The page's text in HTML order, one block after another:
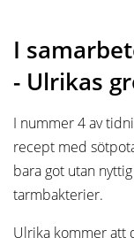
I
- Ulrikas
I nummer 4 av
recept med
bara got utan
tarmbakterier.
Ulrika kommer att